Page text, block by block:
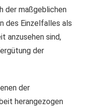
der maßgeblichen
des Einzelfalles als
anzusehen sind,
der
der
herangezogen